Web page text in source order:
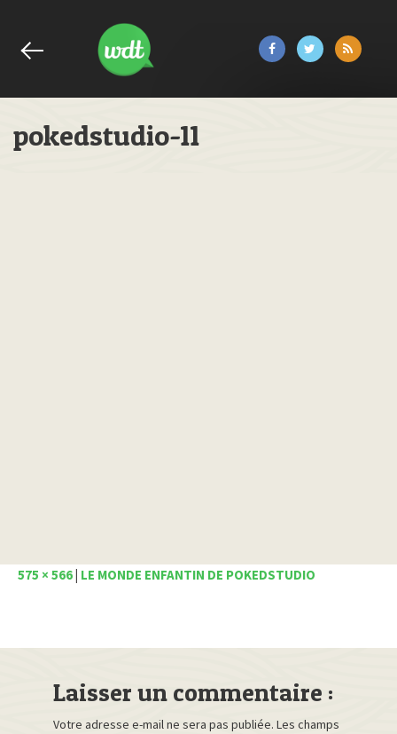
pokedstudio-11
575 × 566| LE MONDE ENFANTIN DE POKEDSTUDIO
Laisser un commentaire :
Votre adresse e-mail ne sera pas publiée. Les champs